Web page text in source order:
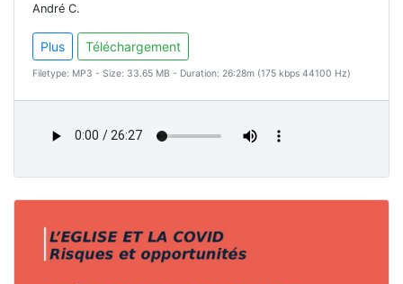
André C.
Plus Téléchargement
Filetype: MP3 - Size: 33.65 MB - Duration: 26:28m (175 kbps 44100 Hz)